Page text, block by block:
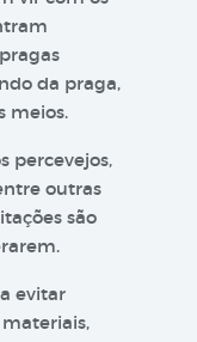
da praga,
meios.
percevejos,
outras
são
evitar